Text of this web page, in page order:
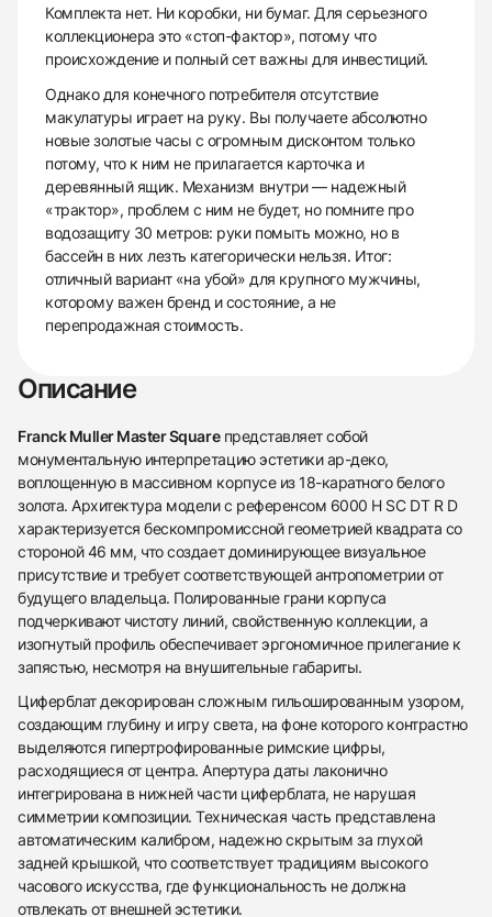
438
285
145
142
205
204
195
150
6
Комплекта нет. Ни коробки, ни бумаг. Для серьезного
коллекционера это «стоп-фактор», потому что
происхождение и полный сет важны для инвестиций.
Однако для конечного потребителя отсутствие
макулатуры играет на руку. Вы получаете абсолютно
новые золотые часы с огромным дисконтом только
потому, что к ним не прилагается карточка и
деревянный ящик. Механизм внутри — надежный
«трактор», проблем с ним не будет, но помните про
водозащиту 30 метров: руки помыть можно, но в
бассейн в них лезть категорически нельзя. Итог:
отличный вариант «на убой» для крупного мужчины,
которому важен бренд и состояние, а не
перепродажная стоимость.
Описание
Franck Muller Master Squareпредставляет собой
монументальную интерпретацию эстетики ар-деко,
воплощенную в массивном корпусе из 18-каратного белого
золота. Архитектура модели с референсом 6000 H SC DT R D
характеризуется бескомпромиссной геометрией квадрата со
стороной 46 мм, что создает доминирующее визуальное
присутствие и требует соответствующей антропометрии от
будущего владельца. Полированные грани корпуса
подчеркивают чистоту линий, свойственную коллекции, а
изогнутый профиль обеспечивает эргономичное прилегание к
запястью, несмотря на внушительные габариты.
Циферблат декорирован сложным гильошированным узором,
создающим глубину и игру света, на фоне которого контрастно
выделяются гипертрофированные римские цифры,
расходящиеся от центра. Апертура даты лаконично
интегрирована в нижней части циферблата, не нарушая
симметрии композиции. Техническая часть представлена
автоматическим калибром, надежно скрытым за глухой
задней крышкой, что соответствует традициям высокого
часового искусства, где функциональность не должна
отвлекать от внешней эстетики.